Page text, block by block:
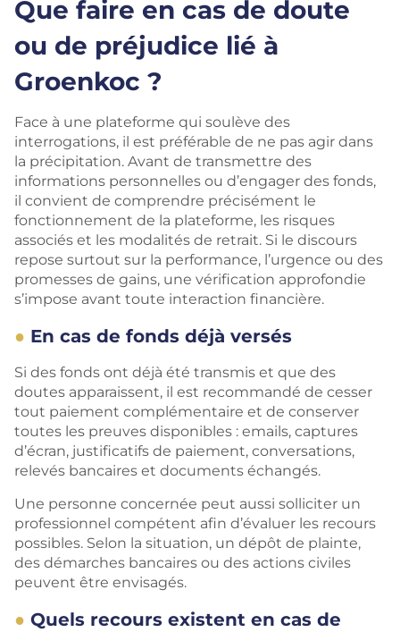
Que faire en cas de doute
ou de préjudice lié à
Groenkoc ?
Face à une plateforme qui soulève des
interrogations, il est préférable de ne pas agir dans
la précipitation. Avant de transmettre des
informations personnelles ou d’engager des fonds,
il convient de comprendre précisément le
fonctionnement de la plateforme, les risques
associés et les modalités de retrait. Si le discours
repose surtout sur la performance, l’urgence ou des
promesses de gains, une vérification approfondie
s’impose avant toute interaction financière.
En cas de fonds déjà versés
Si des fonds ont déjà été transmis et que des
doutes apparaissent, il est recommandé de cesser
tout paiement complémentaire et de conserver
toutes les preuves disponibles : emails, captures
d’écran, justificatifs de paiement, conversations,
relevés bancaires et documents échangés.
Une personne concernée peut aussi solliciter un
professionnel compétent afin d’évaluer les recours
possibles. Selon la situation, un dépôt de plainte,
des démarches bancaires ou des actions civiles
peuvent être envisagés.
Quels recours existent en cas de